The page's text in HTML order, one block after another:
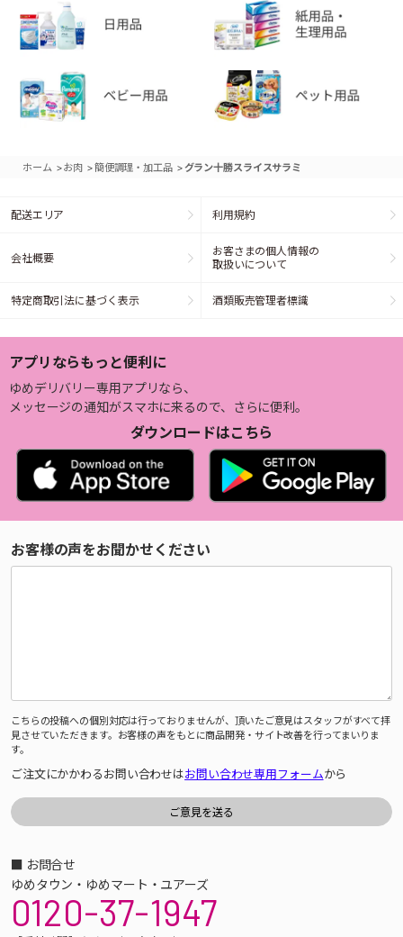
ホーム >お肉 >簡便調理・加工品 >グラン十勝スライスサラミ
配送エリア 利用規約
会社概要
お客さまの個人情報の
取扱いについて
特定商取引法に基づく表示 酒類販売管理者標識
アプリならもっと便利に
ゆめデリバリー専用アプリなら、
メッセージの通知がスマホに来るので、さらに便利。
ダウンロードはこちら
お客様の声をお聞かせください
こちらの投稿への個別対応は行っておりませんが、頂いたご意見はスタッフがすべて拝
見させていただきます。お客様の声をもとに商品開発・サイト改善を行ってまいりま
す。
ご注文にかかわるお問い合わせはお問い合わせ専用フォームから
■ お問合せ
ゆめタウン・ゆめマート・ユアーズ
0120-37-1947